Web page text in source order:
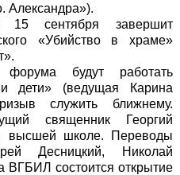
Александра»).
15 сентября завершит
«Убийство в храме»
форума будут работать
дети» (ведущая Карина
служить ближнему.
священник Георгий
высшей школе. Переводы
Десницкий, Николай
ВГБИЛ состоится открытие